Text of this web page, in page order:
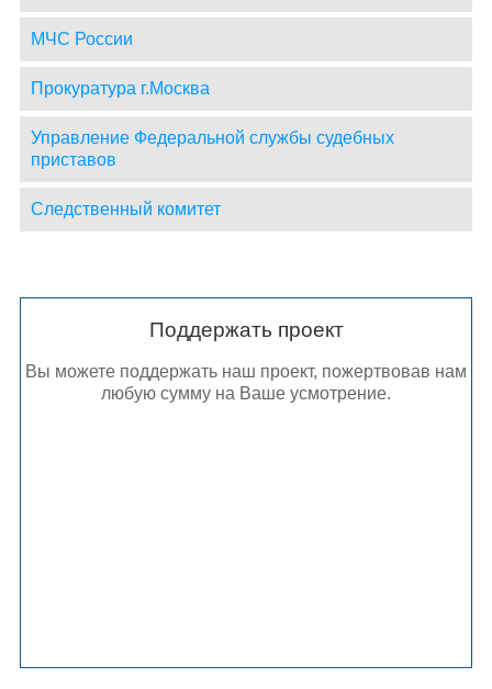
МЧС России
Прокуратура г.Москва
Управление Федеральной службы судебных
приставов
Следственный комитет
Поддержать проект
Вы можете поддержать наш проект, пожертвовав нам
любую сумму на Ваше усмотрение.